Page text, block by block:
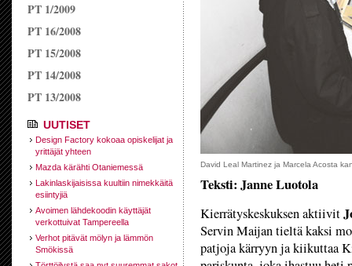
PT 1/2009
PT 16/2008
PT 15/2008
PT 14/2008
PT 13/2008
UUTISET
Design Factory kokoaa opiskelijat ja
yrittäjät yhteen
Mazda kärähti Otaniemessä
Lakinlaskijaisissa kuultiin nimekkäitä
esiintyjiä
Avoimen lähdekoodin käyttäjät
verkottuivat Tampereella
Verhot pitävät mölyn ja lämmön
Smökissä
David Leal Martinez ja Marcela Acosta
Teksti: Janne Luotola
Kierrätyskeskuksen aktiivit
Servin Maijan tieltä kaksi
patjoja kärryyn ja kiikuttaa